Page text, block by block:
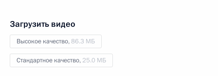
Загрузить видео
Высокое качество,86.3 МБ
Стандартное качество, 25.0 МБ